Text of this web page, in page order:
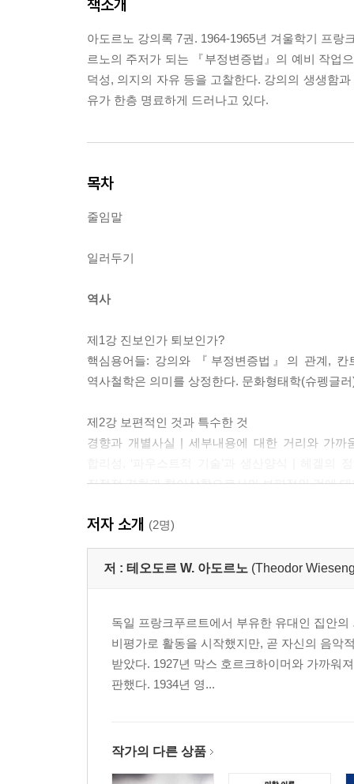
책소개
아도르노 강의록 7권. 1964-1965년 겨울학기 프
르노의 주저가 되는 『부정변증법』의 예비 작업
덕성, 의지의 자유 등을 고찰한다. 강의의 생생함
유가 한층 명료하게 드러나고 있다.
목차
줄임말
일러두기
역사
제1강 진보인가 퇴보인가?
핵심용어들: 강의와 『부정변증법』의 관계,
역사철학은 의미를 상정한다. 문화형태학(슈펭글
제2강 보편적인 것과 특수한 것
경향과 개별사실 | 세부내용에 대한 거리와 가
직접적 경험과 형이상학으로서의 보편적인 것에
제3강 구성의 문제
사실의 진리 | 직접성과 매개, 개별성과 ‘비진리
드메스트르, 인식의 근거와 현실의 근거 | 헤겔의
외피로서 사실 | 사변적인 것의 경험, 위원회에서
계기: 역사적 과정과 개별적 요소 | 프랑스 혁명
제5강 스스로 실현되는 총체성
제6강 적대와 생존
저자 소개 (2명)
저 : 테오도르 W. 아도르노 (Theodor
독일 프랑크푸르트에서 부유한 유대인 집안
비평가로 활동을 시작했지만, 곧 자신의 음악
받았다. 1927년 막스 호르크하이머와 가까워
판했다. 1934년 영...
작가의 다른 상품